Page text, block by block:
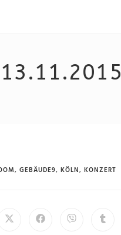
13.11.2015
, GEBÄUDE9, KÖLN, KONZERT